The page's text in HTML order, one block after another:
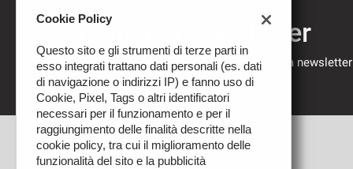
Iscriviti alla newsletter
Compila il modulo sottostante per iscriverti alla
nostre novità.
Cookie Policy
Questo sito e gli strumenti di terze parti in
esso integrati trattano dati personali (es. dati
di navigazione o indirizzi IP) e fanno uso di
Cookie, Pixel, Tags o altri identificatori
necessari per il funzionamento e per il
raggiungimento delle finalità descritte nella
cookie policy, tra cui il miglioramento delle
funzionalità del sito e la pubblicità